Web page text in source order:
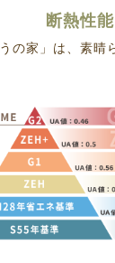
断熱性能
うの家」は、素晴